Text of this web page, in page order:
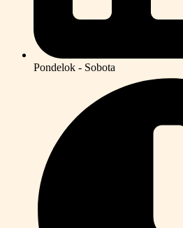
Pondelok - Sobota